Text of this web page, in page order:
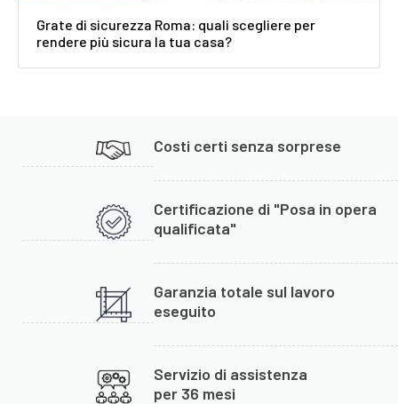
Grate di sicurezza Roma: quali scegliere per
rendere più sicura la tua casa?
Costi certi senza sorprese
Certificazione di "Posa in opera
qualificata"
Garanzia totale sul lavoro
eseguito
Servizio di assistenza
per 36 mesi